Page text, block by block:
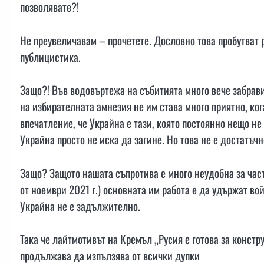
позволявате?!
Не преувеличавам – прочетете. Дословно това
публицистика.
Защо?! Във водовъртежа на събитията много вече
на избирателната амнезия не им става много приятно,
впечатление, че Украйна е тази, която постоянно нещо
Украйна просто не иска да загине. Но това не е
Защо? Защото нашата съпротива е много неудобна за
от ноември 2021 г.) основната им работа е да удържат
Украйна не е задължително.
Така че лайтмотивът на Кремъл „Русия е готова за
продължава да изпълзява от всички дупки